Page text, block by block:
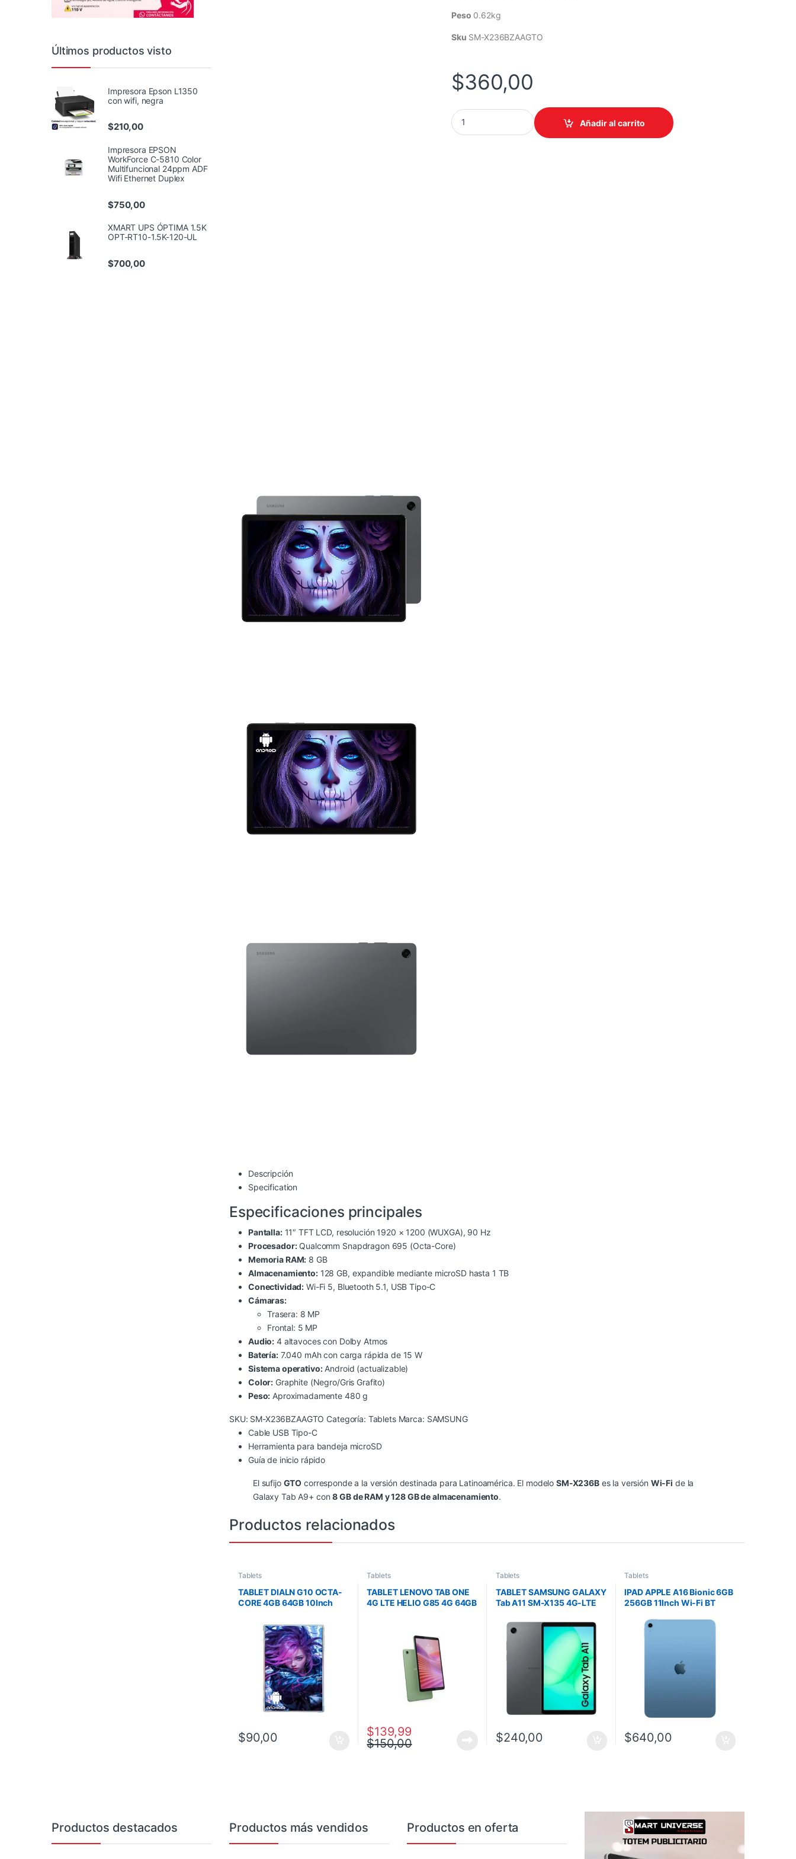
Peso 0.62kg
Sku SM-X236BZAAGTO
$360,00
TABLET SAMSUNG GALAXY TAB A11 Plus OC 6GB 128GB 11INCH 2CAM LTE ANDROID
Añadir al carrito
Descripción
Specification
Especificaciones principales
Pantalla:11″ TFT LCD, resolución 1920 × 1200 (WUXGA), 90 Hz
Procesador:Qualcomm Snapdragon 695 (Octa-Core)
Memoria RAM: 8 GB
Almacenamiento:128 GB, expandible mediante microSD hasta 1 TB
Conectividad: Wi-Fi 5, Bluetooth 5.1, USB Tipo-C
Cámaras:
Trasera: 8 MP
Frontal: 5 MP
Audio: 4 altavoces con Dolby Atmos
Batería:7.040 mAh con carga rápida de 15 W
Sistema operativo:Android (actualizable)
Color: Graphite (Negro/Gris Grafito)
Peso: Aproximadamente 480 g
SKU: SM-X236BZAAGTO Categoría: Tablets Marca: SAMSUNG
Cable USB Tipo-C
Herramienta para bandeja microSD
Guía de inicio rápido
El sufijo GTO corresponde a la versión destinada para Latinoamérica. El modelo SM-X236Bes la versión Wi-Fi de la
Galaxy Tab A9+ con8 GB de RAM y 128 GB de almacenamiento.
Productos relacionados
Tablets
TABLET DIALN G10 OCTA-
CORE 4GB 64GB 10Inch
AND13 BLACK WITH
RUGGED CASE
$90,00
Tablets
TABLET LENOVO TAB ONE
4G LTE HELIO G85 4G 64GB
$139,99
$150,00
Tablets
TABLET SAMSUNG GALAXY
Tab A11 SM-X135 4G-LTE
CAM-8MP-5MP Gray
$240,00
Tablets
IPAD APPLE A16 Bionic 6GB
256GB 11Inch Wi-Fi BT
$640,00
Últimos productos visto
Impresora Epson L1350
con wifi, negra
$210,00
Impresora EPSON
WorkForce C-5810 Color
Multifuncional 24ppm ADF
Wifi Ethernet Duplex
$750,00
XMART UPS ÓPTIMA 1.5K
OPT-RT10-1.5K-120-UL
$700,00
Brands Carousel
Productos destacados Productos más vendidos Productos en oferta